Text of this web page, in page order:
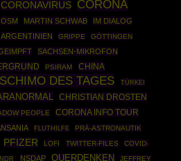
CORONAVIRUS CORONA
OSM MARTIN SCHWAB
IM DIALOG
ARGENTINIEN
GRIPPE GÖTTINGEN
SACHSEN-MIKROFON
PSIRAM CHINA
DES TAGES TÜRKEI
CHRISTIAN DROSTEN
PEOPLE
CORONA INFO TOUR
FLUTHILFE PRÄ-ASTRONAUTIK
PFIZER LOFI TWITTER-FILES
COVID-
NDR NSDAP QUERDENKEN
JEFFREY